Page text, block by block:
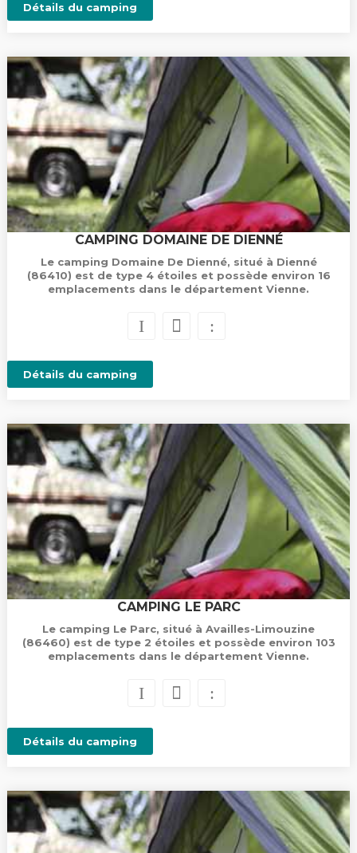
Détails du camping
CAMPING DOMAINE DE DIENNÉ
Le camping Domaine De Dienné, situé à Dienné
(86410) est de type 4 étoiles et possède environ 16
emplacements dans le département Vienne.
Détails du camping
CAMPING LE PARC
Le camping Le Parc, situé à Availles-Limouzine
(86460) est de type 2 étoiles et possède environ 103
emplacements dans le département Vienne.
Détails du camping